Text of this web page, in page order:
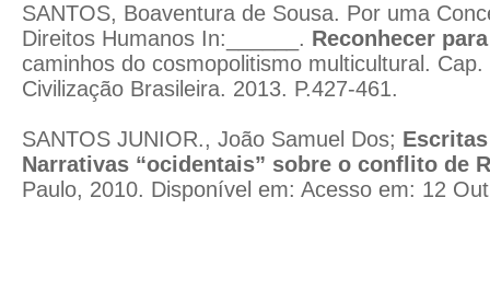
SANTOS, Boaventura de Sousa. Por uma
Direitos Humanos In:______. Reconhecer
caminhos do cosmopolitismo multicultural.
Civilização Brasileira. 2013. P.427-461.
SANTOS JUNIOR., João Samuel Dos;
Narrativas “ocidentais” sobre o conflito de
Paulo, 2010. Disponível em: Acesso em: 12